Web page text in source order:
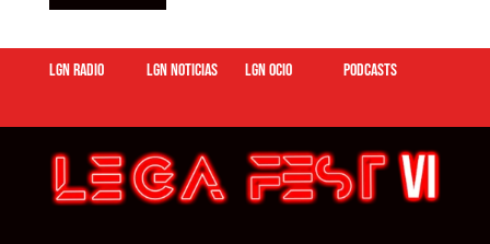
LGN Radio LGN Noticias LGN ocio podcasts